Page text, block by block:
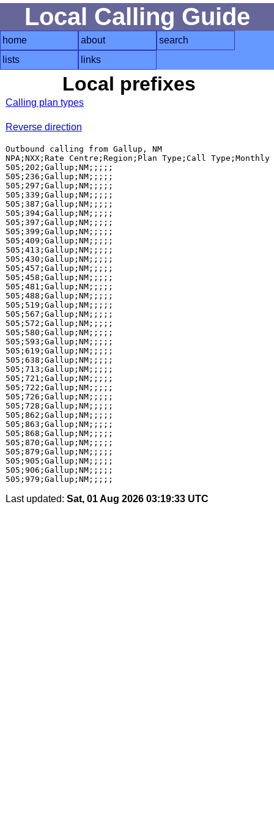
Local Calling Guide
home about
search
lists
links
Local prefixes
Calling plan types
Reverse direction
Outbound calling from Gallup, NM
NPA;NXX;Rate Centre;Region;Plan Type;Call
505;202;Gallup;NM;;;;;
505;236;Gallup;NM;;;;;
505;297;Gallup;NM;;;;;
505;339;Gallup;NM;;;;;
505;387;Gallup;NM;;;;;
505;394;Gallup;NM;;;;;
505;397;Gallup;NM;;;;;
505;399;Gallup;NM;;;;;
505;409;Gallup;NM;;;;;
505;413;Gallup;NM;;;;;
505;430;Gallup;NM;;;;;
505;457;Gallup;NM;;;;;
505;458;Gallup;NM;;;;;
505;481;Gallup;NM;;;;;
505;488;Gallup;NM;;;;;
505;519;Gallup;NM;;;;;
505;567;Gallup;NM;;;;;
505;572;Gallup;NM;;;;;
505;580;Gallup;NM;;;;;
505;593;Gallup;NM;;;;;
505;619;Gallup;NM;;;;;
505;638;Gallup;NM;;;;;
505;713;Gallup;NM;;;;;
505;721;Gallup;NM;;;;;
505;722;Gallup;NM;;;;;
505;726;Gallup;NM;;;;;
505;728;Gallup;NM;;;;;
505;862;Gallup;NM;;;;;
505;863;Gallup;NM;;;;;
505;868;Gallup;NM;;;;;
505;870;Gallup;NM;;;;;
505;879;Gallup;NM;;;;;
505;905;Gallup;NM;;;;;
505;906;Gallup;NM;;;;;
Last updated: Sat, 01 Aug 2026 03:19:33 UTC